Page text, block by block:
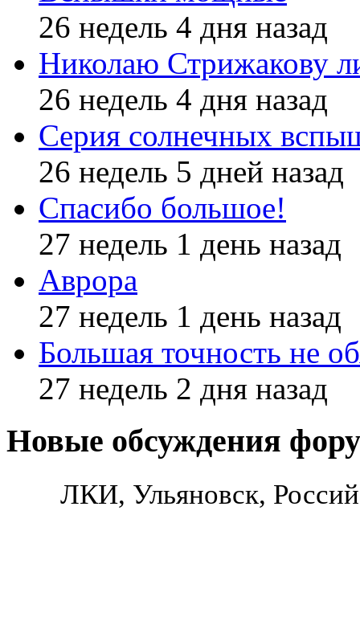
26 недель 4 дня назад
Николаю Стрижакову
26 недель 4 дня назад
Серия солнечных
26 недель 5 дней назад
Спасибо большое!
27 недель 1 день назад
Аврора
27 недель 1 день назад
Большая точность не
27 недель 2 дня назад
Новые обсуждения
ЛКИ, Ульяновск,